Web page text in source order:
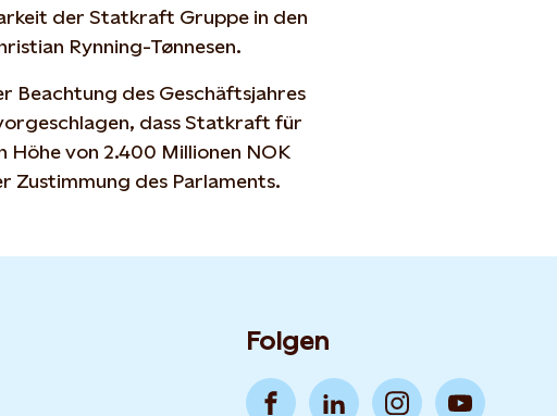
der Statkraft Gruppe in den
Rynning-Tønnesen.
Beachtung des Geschäftsjahres
dass Statkraft für
Höhe von 2.400 Millionen NOK
Zustimmung des Parlaments.
Folgen